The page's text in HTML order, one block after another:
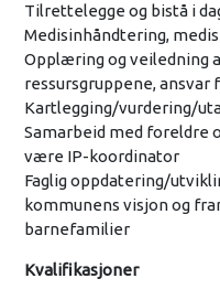
Tilrettelegge og bistå i
Medisinhåndtering,
Opplæring og veiledning
ressursgruppene,
Kartlegging/vurdering/
Samarbeid med foreldre
være IP-koordinator
Faglig oppdatering/
kommunens visjon og
barnefamilier
Kvalifikasjoner